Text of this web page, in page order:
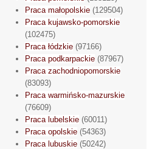
Praca małopolskie (129504)
Praca kujawsko-pomorskie
(102475)
Praca łódzkie (97166)
Praca podkarpackie (87967)
Praca zachodniopomorskie
(83093)
Praca warmińsko-mazurskie
(76609)
Praca lubelskie (60011)
Praca opolskie (54363)
Praca lubuskie (50242)